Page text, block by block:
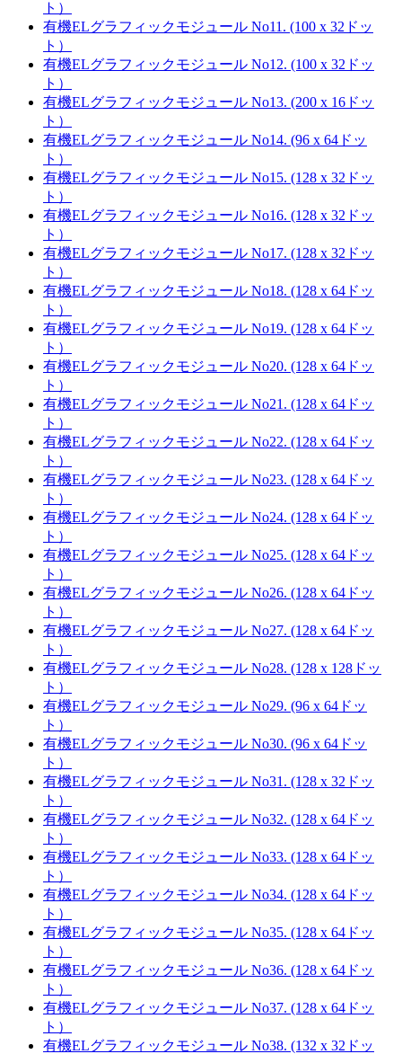
ト）
有機ELグラフィックモジュール No11. (100 x 32ドッ
ト）
有機ELグラフィックモジュール No12. (100 x 32ドッ
ト）
有機ELグラフィックモジュール No13. (200 x 16ドッ
ト）
有機ELグラフィックモジュール No14. (96 x 64ドッ
ト）
有機ELグラフィックモジュール No15. (128 x 32ドッ
ト）
有機ELグラフィックモジュール No16. (128 x 32ドッ
ト）
有機ELグラフィックモジュール No17. (128 x 32ドッ
ト）
有機ELグラフィックモジュール No18. (128 x 64ドッ
ト）
有機ELグラフィックモジュール No19. (128 x 64ドッ
ト）
有機ELグラフィックモジュール No20. (128 x 64ドッ
ト）
有機ELグラフィックモジュール No21. (128 x 64ドッ
ト）
有機ELグラフィックモジュール No22. (128 x 64ドッ
ト）
有機ELグラフィックモジュール No23. (128 x 64ドッ
ト）
有機ELグラフィックモジュール No24. (128 x 64ドッ
ト）
有機ELグラフィックモジュール No25. (128 x 64ドッ
ト）
有機ELグラフィックモジュール No26. (128 x 64ドッ
ト）
有機ELグラフィックモジュール No27. (128 x 64ドッ
ト）
有機ELグラフィックモジュール No28. (128 x 128ドッ
ト）
有機ELグラフィックモジュール No29. (96 x 64ドッ
ト）
有機ELグラフィックモジュール No30. (96 x 64ドッ
ト）
有機ELグラフィックモジュール No31. (128 x 32ドッ
ト）
有機ELグラフィックモジュール No32. (128 x 64ドッ
ト）
有機ELグラフィックモジュール No33. (128 x 64ドッ
ト）
有機ELグラフィックモジュール No34. (128 x 64ドッ
ト）
有機ELグラフィックモジュール No35. (128 x 64ドッ
ト）
有機ELグラフィックモジュール No36. (128 x 64ドッ
ト）
有機ELグラフィックモジュール No37. (128 x 64ドッ
ト）
有機ELグラフィックモジュール No38. (132 x 32ドッ